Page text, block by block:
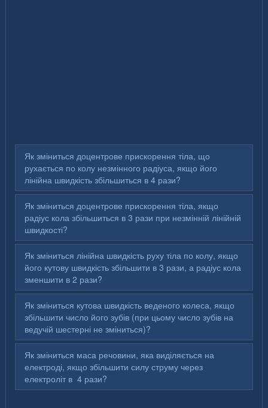
Як зміниться доцентрове прискорення тіла, що
рухається по колу незмінного радіуса, якщо його
лінійна швидкість збільшиться в 4 рази?
Як зміниться доцентрове прискорення тіла, якщо
радіус кола збільшиться в 3 рази при незмінній лінійній
швидкості?
Як зміниться лінійна швидкість руху тіла по колу, якщо
його кутову швидкість збільшити в 3 рази, а радіус кола
зменшити в 2 рази?
Як зміниться кутова швидкість веденого колеса, якщо
збільшити число його зубів (при цьому число зубів на
ведучій шестерні не зміниться)?
Як зміниться маса речовини, яка виділяється на
електроді, якщо збільшити силу струму через
електроліт в 4 рази?